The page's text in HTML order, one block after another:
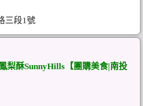
三段1號
梨酥SunnyHills【團購美食|南投